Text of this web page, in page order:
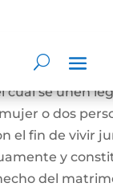
solemne
cual se unen
o dos
el fin de vivir
y
del